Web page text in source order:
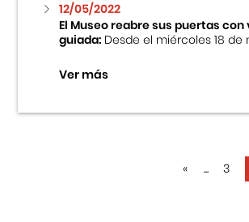
12/05/2022
El Museo reabre sus puertas
guiada:Desde el miércoles 18 de
Ver más
« ... 3